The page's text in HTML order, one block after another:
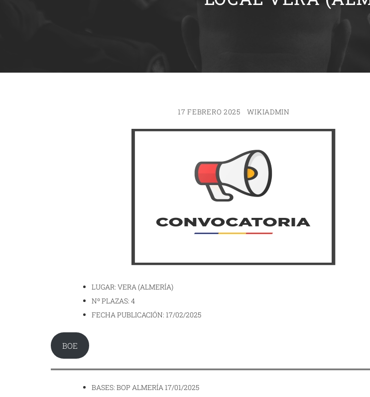
17 FEBRERO 2025 WIKIADMIN
LUGAR: VERA (ALMERÍA)
Nº PLAZAS: 4
FECHA PUBLICACIÓN: 17/02/2025
BOE
BASES: BOP ALMERÍA 17/01/2025